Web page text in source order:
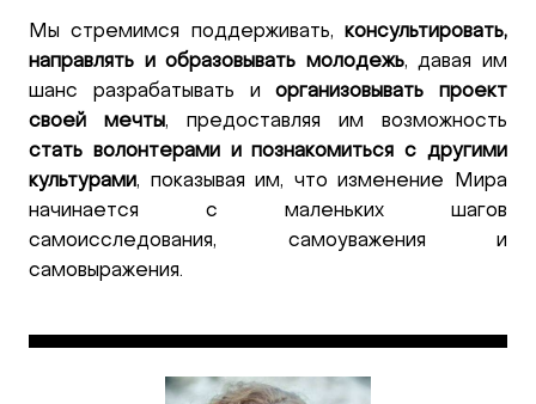
Мы стремимся поддерживать, консультировать,
направлять и образовывать молодежь, давая им
шанс разрабатывать иорганизовывать проект
своей мечты, предоставляя им возможность
стать волонтерами и познакомиться с другими
культурами, показывая им, что изменение Мира
начинается с маленьких шагов
самоисследования, самоуважения и
самовыражения.